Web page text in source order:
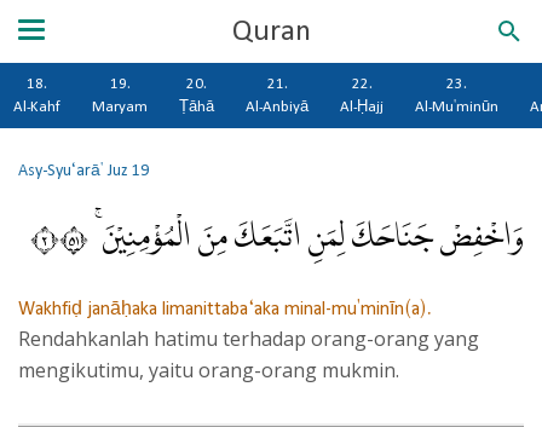
Quran
18.
Al-Kahf
19.
Maryam
20.
Ṭāhā
21.
Al-Anbiyā
22.
Al-Ḥajj
23.
Al-Mu'minūn
Asy-Syu‘arā'Juz 19
وَاخْفِضْ جَنَاحَكَ لِمَنِ اتَّبَعَكَ مِنَ الْمُؤْمِنِيْنَ ۚ ٢١٥
Wakhfiḍ janāḥaka limanittaba‘aka minal-mu'minīn(a).
Rendahkanlah hatimu terhadap orang-orang yang
mengikutimu, yaitu orang-orang mukmin.